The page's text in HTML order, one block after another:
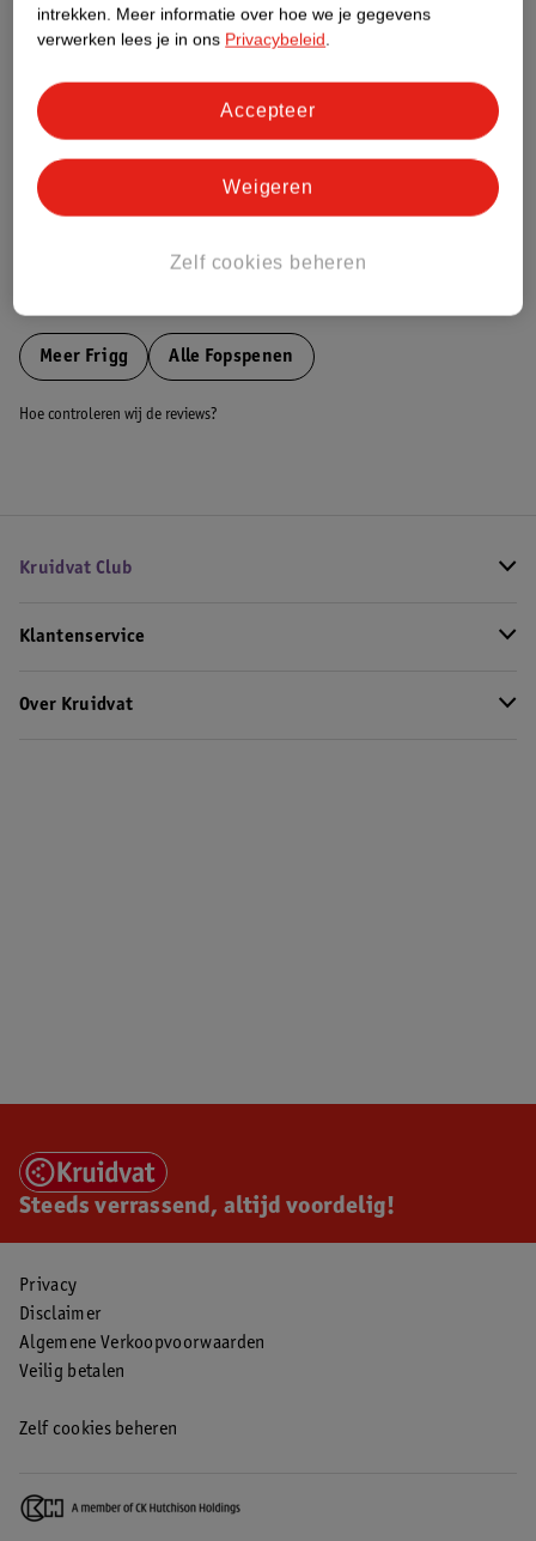
Nature Impact Score
Meer informatie
Bestel & Bezorginformatie
Meer Frigg Alle Fopspenen
Hoe controleren wij de reviews?
Kruidvat Club
Klantenservice
Over Kruidvat
Steeds verrassend, altijd voordelig!
Privacy
Disclaimer
Algemene Verkoopvoorwaarden
Veilig betalen
Zelf cookies beheren
intrekken. Meer informatie over hoe we je gegevens
verwerken lees je in ons Privacybeleid.
Zelf cookies beheren
Weigeren
Accepteer